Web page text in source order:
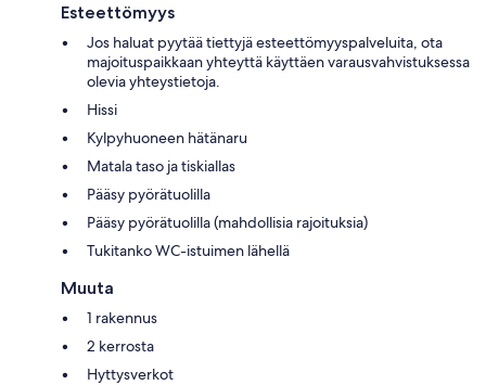
Esteettömyys
Jos haluat pyytää tiettyjä esteettömyyspalveluita, ota
majoituspaikkaan yhteyttä käyttäen varausvahvistuksessa
olevia yhteystietoja.
Hissi
Kylpyhuoneen hätänaru
Matala taso ja tiskiallas
Pääsy pyörätuolilla
Pääsy pyörätuolilla (mahdollisia rajoituksia)
Tukitanko WC-istuimen lähellä
Muuta
1 rakennus
2 kerrosta
Hyttysverkot